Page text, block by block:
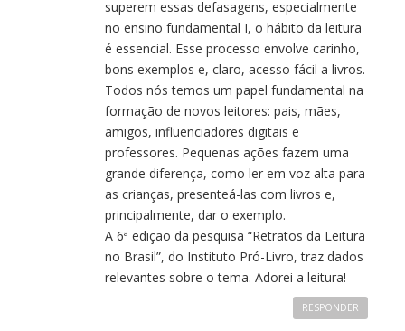
superem essas defasagens, especialmente
no ensino fundamental I, o hábito da leitura
é essencial. Esse processo envolve carinho,
bons exemplos e, claro, acesso fácil a livros.
Todos nós temos um papel fundamental na
formação de novos leitores: pais, mães,
amigos, influenciadores digitais e
professores. Pequenas ações fazem uma
grande diferença, como ler em voz alta para
as crianças, presenteá-las com livros e,
principalmente, dar o exemplo.
A 6ª edição da pesquisa “Retratos da Leitura
no Brasil”, do Instituto Pró-Livro, traz dados
relevantes sobre o tema. Adorei a leitura!
RESPONDER